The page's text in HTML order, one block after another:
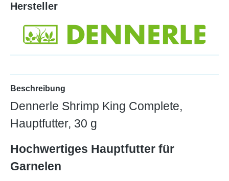
Hersteller
Beschreibung
Dennerle Shrimp King Complete,
Hauptfutter, 30 g
Hochwertiges Hauptfutter für
Garnelen